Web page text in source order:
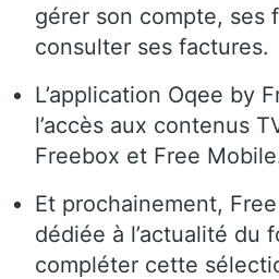
gérer son compte, ses
consulter ses factures.
L’application Oqee by
l’accès aux contenus
Freebox et Free
Et prochainement, Free
dédiée à l’actualité du
compléter cette